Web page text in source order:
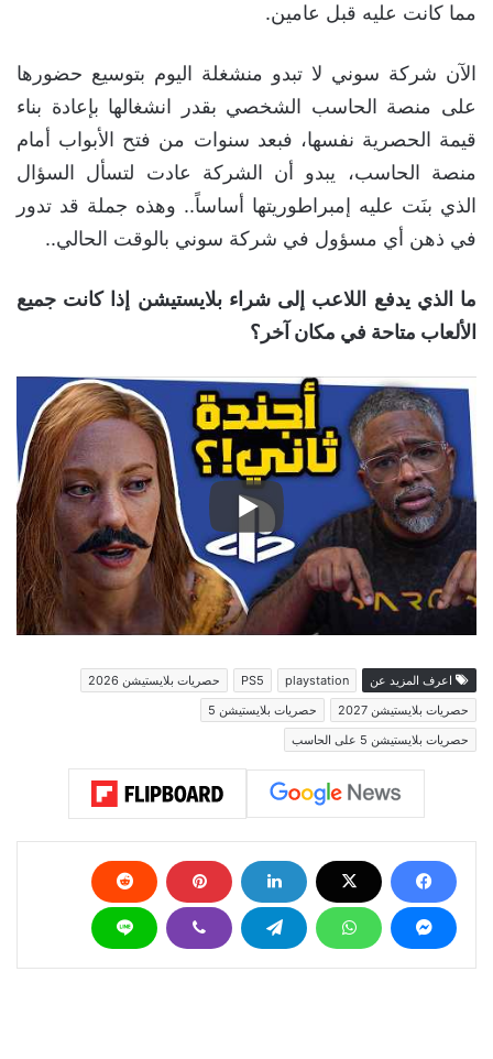
مما كانت عليه قبل عامين.
الآن شركة سوني لا تبدو منشغلة اليوم بتوسيع حضورها
على منصة الحاسب الشخصي بقدر انشغالها بإعادة بناء
قيمة الحصرية نفسها، فبعد سنوات من فتح الأبواب أمام
منصة الحاسب، يبدو أن الشركة عادت لتسأل السؤال
الذي بنَت عليه إمبراطوريتها أساساً.. وهذه جملة قد تدور
في ذهن أي مسؤول في شركة سوني بالوقت الحالي..
ما الذي يدفع اللاعب إلى شراء بلايستيشن إذا كانت جميع
الألعاب متاحة في مكان آخر؟
اعرف المزيد عن playstation
PS5
حصريات بلايستيشن 2026
حصريات بلايستيشن 2027
حصريات بلايستيشن 5
حصريات بلايستيشن 5 على الحاسب